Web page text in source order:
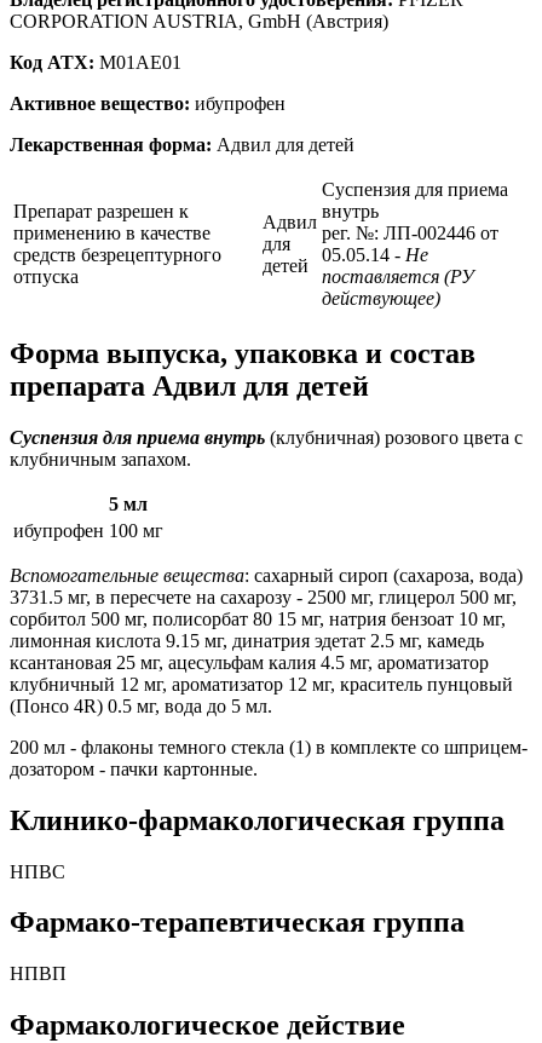
CORPORATION AUSTRIA, GmbH (Австрия)
Код ATX: M01AE01
Активное вещество: ибупрофен
Лекарственная форма: Адвил для детей
Препарат разрешен к
применению в качестве
средств безрецептурного
отпуска
Адвил
для
детей
Суспензия для приема
внутрь
рег. №: ЛП-002446 от
05.05.14 - Не
поставляется (РУ
действующее)
Форма выпуска, упаковка и состав
препарата Адвил для детей
Суспензия для приема внутрь (клубничная) розового цвета с
клубничным запахом.
5 мл
ибупрофен 100 мг
Вспомогательные вещества: сахарный сироп (сахароза, вода)
3731.5 мг, в пересчете на сахарозу - 2500 мг, глицерол 500 мг,
сорбитол 500 мг, полисорбат 80 15 мг, натрия бензоат 10 мг,
лимонная кислота 9.15 мг, динатрия эдетат 2.5 мг, камедь
ксантановая 25 мг, ацесульфам калия 4.5 мг, ароматизатор
клубничный 12 мг, ароматизатор 12 мг, краситель пунцовый
(Понсо 4R) 0.5 мг, вода до 5 мл.
200 мл - флаконы темного стекла (1) в комплекте со шприцем-
дозатором - пачки картонные.
Клинико-фармакологическая группа
НПВС
Фармако-терапевтическая группа
НПВП
Фармакологическое действие